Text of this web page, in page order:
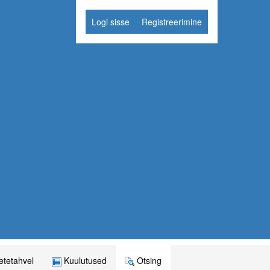
Logi sisse Registreerimine
Kuulutused Otsing